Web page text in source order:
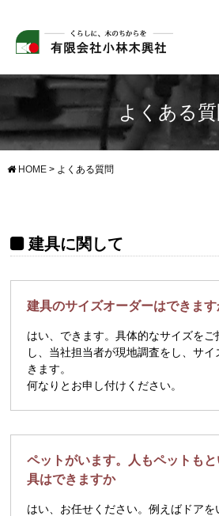
よくある質
HOME> よくある質問
建具に関して
建具のサイズオーダーはできま
はい、できます。具体的なサイズを
し、当社担当者が現地調査をし、サ
きます。
何なりとお申し付けください。
ペットがいます。人もペットも
具はできますか
はい、お任せください。例えばドアを